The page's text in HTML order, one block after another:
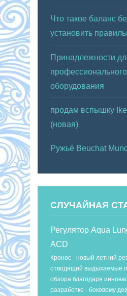
Что такое баланс
установить
Принадлежности
оборудования
продам вспышку
(новая)
Ружьё Beuchat
СЛУЧАЙНАЯ
Регулятор Aqua
ACD
Кронос - новый летний
отводящий выдыхаемые
обзора благодаря
разработке - боковому